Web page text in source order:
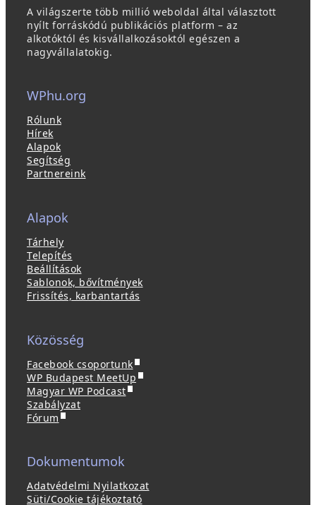
A világszerte több millió weboldal által választott
nyílt forráskódú publikációs platform – az
alkotóktól és kisvállalkozásoktól egészen a
nagyvállalatokig.
WPhu.org
Rólunk
Hírek
Alapok
Segítség
Partnereink
Alapok
Tárhely
Telepítés
Beállítások
Sablonok, bővítmények
Frissítés, karbantartás
Közösség
Facebook csoportunk(
ú
j
a
n
WP Budapest MeetUp (
b
a
Magyar WP Podcast(
k
b
Szabályzat
Fórum (
a
b
l
a
Dokumentumok
Adatvédelmi Nyilatkozat
Süti/Cookie tájékoztató